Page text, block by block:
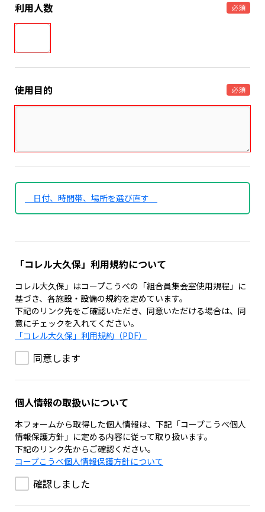
利用人数 必須
使用目的 必須
日付、時間帯、場所を選び直す
「コレル大久保」利用規約について
コレル大久保」はコープこうべの「組合員集会室使用規程」に
基づき、各施設・設備の規約を定めています。
下記のリンク先をご確認いただき、同意いただける場合は、同
意にチェックを入れてください。
「コレル大久保」利用規約（PDF）
同意します
個人情報の取扱いについて
本フォームから取得した個人情報は、下記「コープこうべ個人
情報保護方針」に定める内容に従って取り扱います。
下記のリンク先からご確認ください。
コープこうべ個人情報保護方針について
確認しました